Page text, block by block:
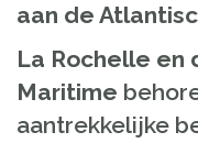
aan de
La Rochelle en
Maritime
aantrekkelijke